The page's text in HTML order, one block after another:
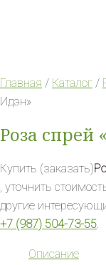
Главная / Каталог /
Идэн»
Роза
Купить (заказать)
, уточнить
другие
+7 (987) 504-73-55
Описание